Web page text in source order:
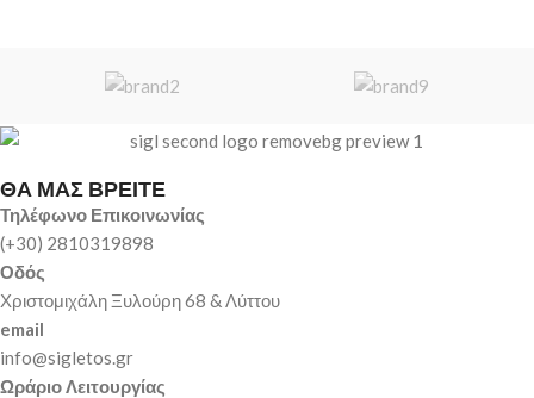
ΘΑ ΜΑΣ ΒΡΕΙΤΕ
Τηλέφωνο Επικοινωνίας
(+30) 2810319898
Οδός
Χριστομιχάλη Ξυλούρη 68 & Λύττου
email
info@sigletos.gr
Ωράριο Λειτουργίας